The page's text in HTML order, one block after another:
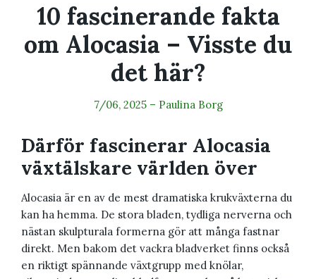
10 fascinerande fakta
om Alocasia – Visste du
det här?
7/06, 2025– Paulina Borg
Därför fascinerar Alocasia
växtälskare världen över
Alocasia är en av de mest dramatiska krukväxterna du
kan ha hemma. De stora bladen, tydliga nerverna och
nästan skulpturala formerna gör att många fastnar
direkt. Men bakom det vackra bladverket finns också
en riktigt spännande växtgrupp med knölar,